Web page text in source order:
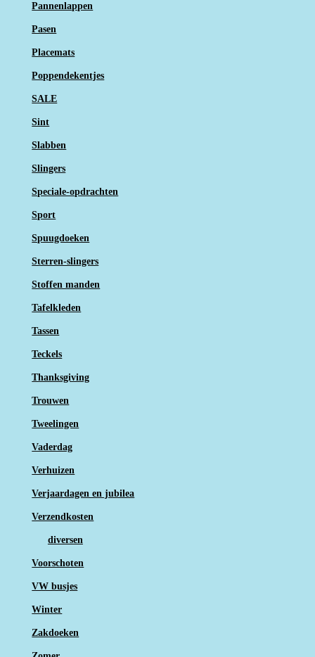
Pannenlappen
Pasen
Placemats
Poppendekentjes
SALE
Sint
Slabben
Slingers
Speciale-opdrachten
Sport
Spuugdoeken
Sterren-slingers
Stoffen manden
Tafelkleden
Tassen
Teckels
Thanksgiving
Trouwen
Tweelingen
Vaderdag
Verhuizen
Verjaardagen en jubilea
Verzendkosten
diversen
Voorschoten
VW busjes
Winter
Zakdoeken